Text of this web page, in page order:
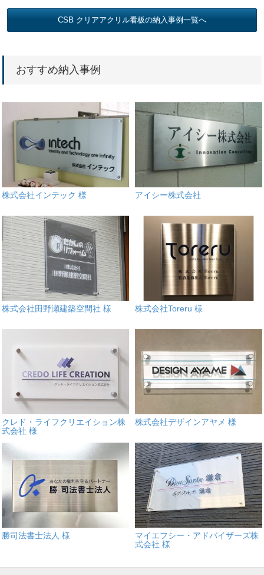
CSB クリアアクリル看板の納入事例一覧へ
おすすめ納入事例
株式会社インテック 様 アイシー株式会社
株式会社田野瀬建築空間社 様 株式会社Toreru 様
クレド・ライフクリエイション株
式会社 様
株式会社デザインアヤメ 様
勝司法書士法人 様
マイエフシー・アドバイザーズ株
式会社 様